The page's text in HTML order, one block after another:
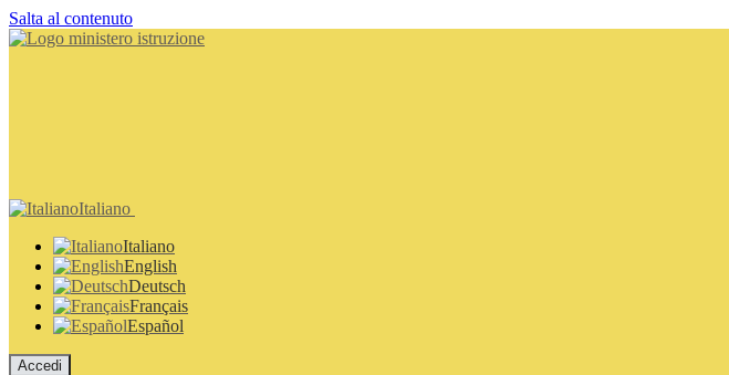
Salta al contenuto
Italiano
Italiano
English
Deutsch
Français
Español
Accedi